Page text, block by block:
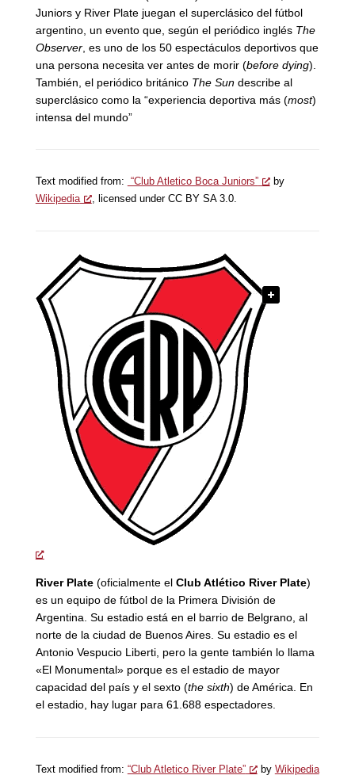
Juniors y River Plate juegan el superclásico del fútbol
argentino, un evento que, según el periódico inglés The
Observer, es uno de los 50 espectáculos deportivos que
una persona necesita ver antes de morir (before dying).
También, el periódico británico The Sundescribe al
superclásico como la “experiencia deportiva más (most)
intensa del mundo”
Text modified from: “Club Atletico Boca Juniors”
by
Wikipedia
, licensed under CC BY SA 3.0.
River Plate(oficialmente el Club Atlético River Plate)
es un equipo de fútbol de la Primera División de
Argentina. Su estadio está en el barrio de Belgrano, al
norte de la ciudad de Buenos Aires. Su estadio es el
Antonio Vespucio Liberti, pero la gente también lo llama
«El Monumental» porque es el estadio de mayor
capacidad del país y el sexto (the sixth) de América. En
el estadio, hay lugar para 61.688 espectadores.
Text modified from: “Club Atletico River Plate” by Wikipedia